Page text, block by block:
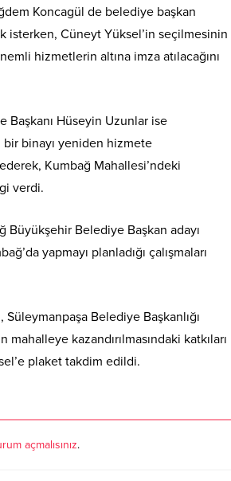
Koncagül de belediye başkan
isterken, Cüneyt Yüksel’in seçilmesinin
hizmetlerin altına imza atılacağını
Başkanı Hüseyin Uzunlar ise
bir binayı yeniden hizmete
ederek, Kumbağ Mahallesi’ndeki
verdi.
Büyükşehir Belediye Başkan adayı
yapmayı planladığı çalışmaları
Süleymanpaşa Belediye Başkanlığı
kazandırılmasındaki katkıları
plaket takdim edildi.
açmalısınız.